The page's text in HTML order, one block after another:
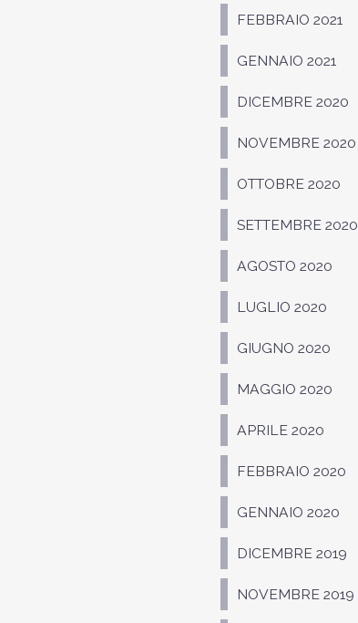
FEBBRAIO 2021
GENNAIO 2021
DICEMBRE 2020
NOVEMBRE 2020
OTTOBRE 2020
SETTEMBRE 2020
AGOSTO 2020
LUGLIO 2020
GIUGNO 2020
MAGGIO 2020
APRILE 2020
FEBBRAIO 2020
GENNAIO 2020
DICEMBRE 2019
NOVEMBRE 2019